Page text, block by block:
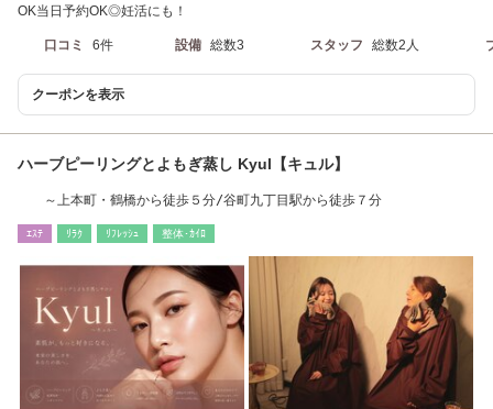
OK当日予約OK◎妊活にも！
口コミ 6件 設備 総数3 スタッフ 総数2人
クーポンを表示
ハーブピーリングとよもぎ蒸し Kyul【キュル】
～上本町・鶴橋から徒歩５分/谷町九丁目駅から徒歩７分
ｴｽﾃ ﾘﾗｸ ﾘﾌﾚｯｼｭ 整体･ｶｲﾛ